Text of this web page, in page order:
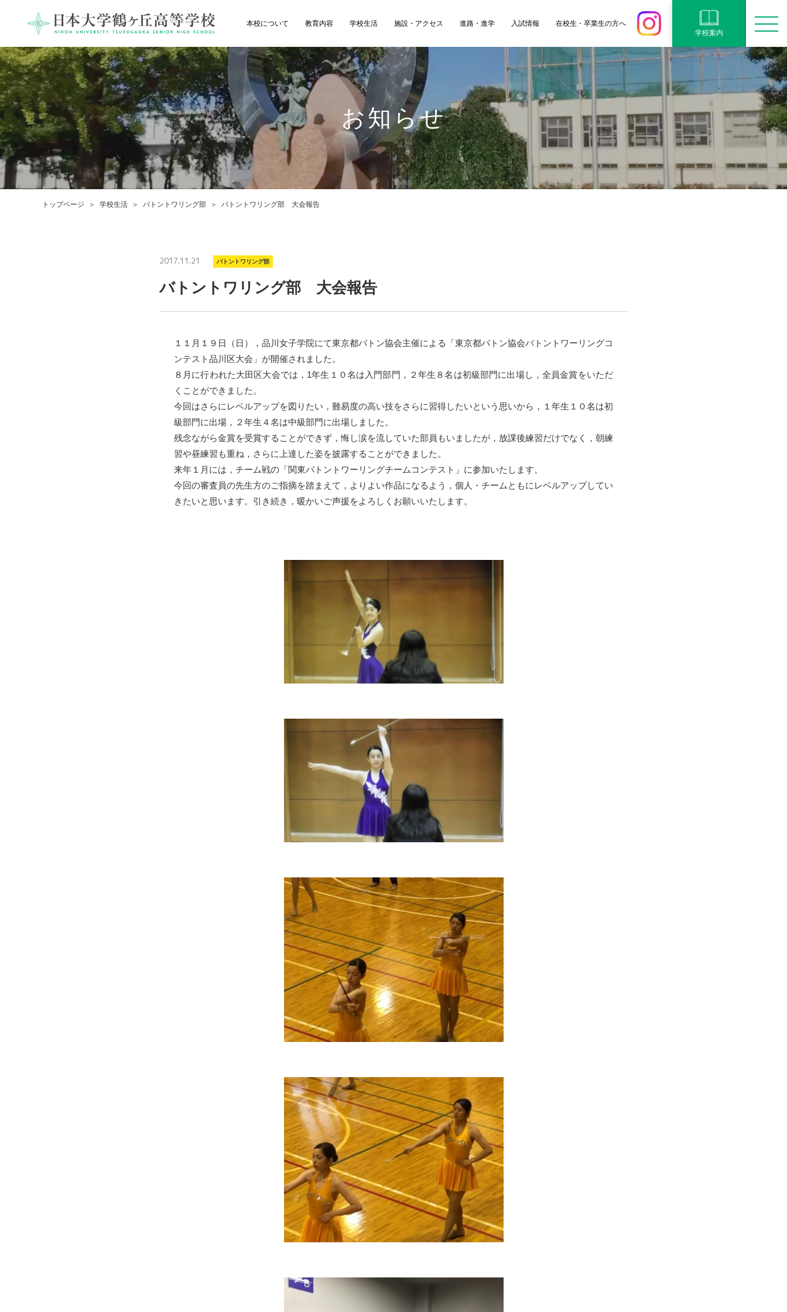
本校について 教育内容 学校生活 施設・アクセス 進路・進学 入試情報
在校生・卒業生の方へ
学校案内
お知らせ
トップページ 学校生活 バトントワリング部 バトントワリング部 大会報告
2017.11.21 バトントワリング部
バトントワリング部 大会報告
１１月１９日（日），品川女子学院にて東京都バトン協会主催による「東京都バトン協会バトントワーリングコ
ンテスト品川区大会」が開催されました。
８月に行われた大田区大会では，1年生１０名は入門部門，２年生８名は初級部門に出場し，全員金賞をいただ
くことができました。
今回はさらにレベルアップを図りたい，難易度の高い技をさらに習得したいという思いから，１年生１０名は初
級部門に出場，２年生４名は中級部門に出場しました。
残念ながら金賞を受賞することができず，悔し涙を流していた部員もいましたが，放課後練習だけでなく，朝練
習や昼練習も重ね，さらに上達した姿を披露することができました。
来年１月には，チーム戦の「関東バトントワーリングチームコンテスト」に参加いたします。
今回の審査員の先生方のご指摘を踏まえて，よりよい作品になるよう，個人・チームともにレベルアップしてい
きたいと思います。引き続き，暖かいご声援をよろしくお願いいたします。